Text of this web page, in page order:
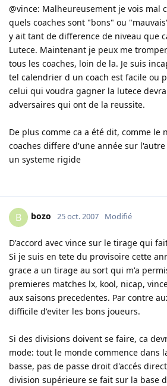
@vince: Malheureusement je vois mal
quels coaches sont "bons" ou
y ait tant de difference de niveau que
Lutece. Maintenant je peux me
tous les coaches, loin de la. Je suis
tel calendrier d un coach est facile ou
celui qui voudra gagner la lutece
adversaires qui ont de la reussite.
De plus comme ca a été dit, comme le
coaches differe d'une année sur
un systeme rigide
B bozo 25 oct. 2007 Modifié
D'accord avec vince sur le tirage qui
Si je suis en tete du provisoire cette
grace a un tirage au sort qui m'a
premieres matches lx, kool, nicap,
aux saisons precedentes. Par contre
difficile d'eviter les bons joueurs.
Si des divisions doivent se faire, ca
mode: tout le monde commence dans
basse, pas de passe droit d'accés
division supérieure se fait sur la base